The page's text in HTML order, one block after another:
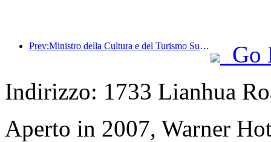
Prev:Ministro della Cultura e del Turismo Sun Yeli: Promuovere la costruzione di un polo turistico e arricchire l'offerta di prodotti turistici di alta qualità.
Go
Indirizzo: 1733 Lianhua
Aperto in 2007, Warner